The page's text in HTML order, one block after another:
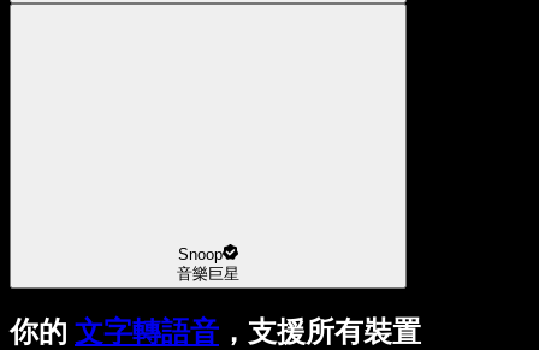
Snoop
音樂巨星
你的 文字轉語音 ，支援所有裝置